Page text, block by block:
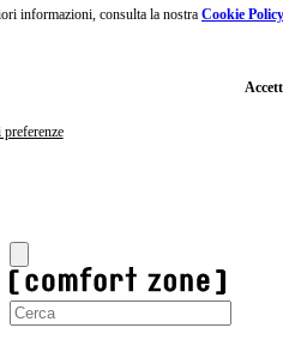
informazioni, consulta la nostraCookie Policy
preferenze
Passa
footer